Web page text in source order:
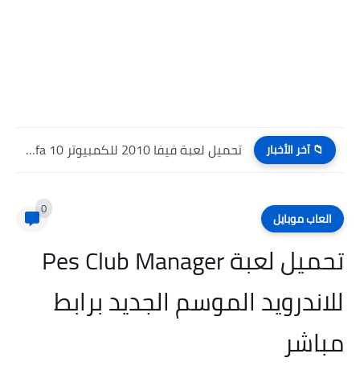
📁 آخر الأخبار تحميل لعبة فيفا 2010 للكمبيوتر Fifa 10 للاندرويد برابط...
العاب موبايل 0
تحميل لعبة Pes Club Manager
للاندرويد الموسم الجديد برابط
مباشر